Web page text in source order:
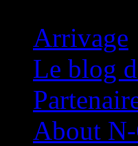
Arrivage
Le blog
About